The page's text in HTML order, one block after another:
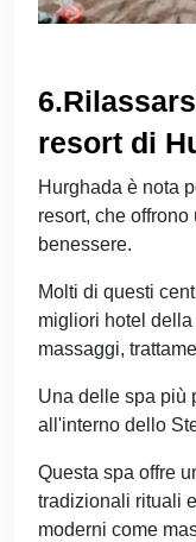
resort di
Hurghada è nota
resort, che
benessere.
Molti di questi
migliori hotel
massaggi,
Una delle spa più
all'interno dello
Questa spa offre
tradizionali rituali
moderni come